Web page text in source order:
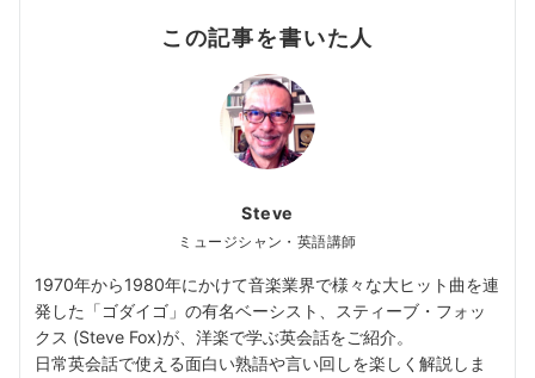
この記事を書いた人
Steve
ミュージシャン・英語講師
1970年から1980年にかけて音楽業界で様々な大ヒット曲を連
発した「ゴダイゴ」の有名ベーシスト、スティーブ・フォッ
クス (Steve Fox)が、洋楽で学ぶ英会話をご紹介。
日常英会話で使える面白い熟語や言い回しを楽しく解説しま